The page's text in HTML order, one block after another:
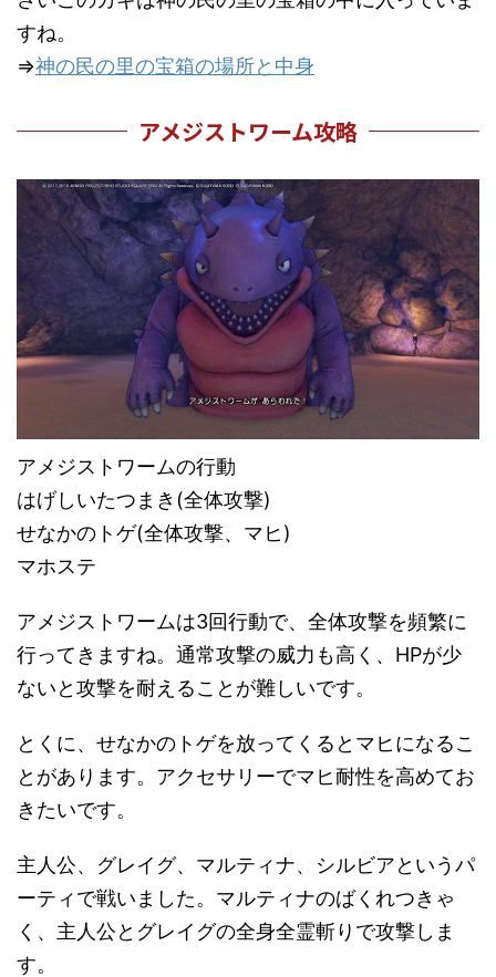
すね。
⇒神の民の里の宝箱の場所と中身
アメジストワーム攻略
アメジストワームの行動
はげしいたつまき(全体攻撃)
せなかのトゲ(全体攻撃、マヒ)
マホステ
アメジストワームは3回行動で、全体攻撃を頻繁に
行ってきますね。通常攻撃の威力も高く、HPが少
ないと攻撃を耐えることが難しいです。
とくに、せなかのトゲを放ってくるとマヒになるこ
とがあります。アクセサリーでマヒ耐性を高めてお
きたいです。
主人公、グレイグ、マルティナ、シルビアというパ
ーティで戦いました。マルティナのばくれつきゃ
く、主人公とグレイグの全身全霊斬りで攻撃しま
す。